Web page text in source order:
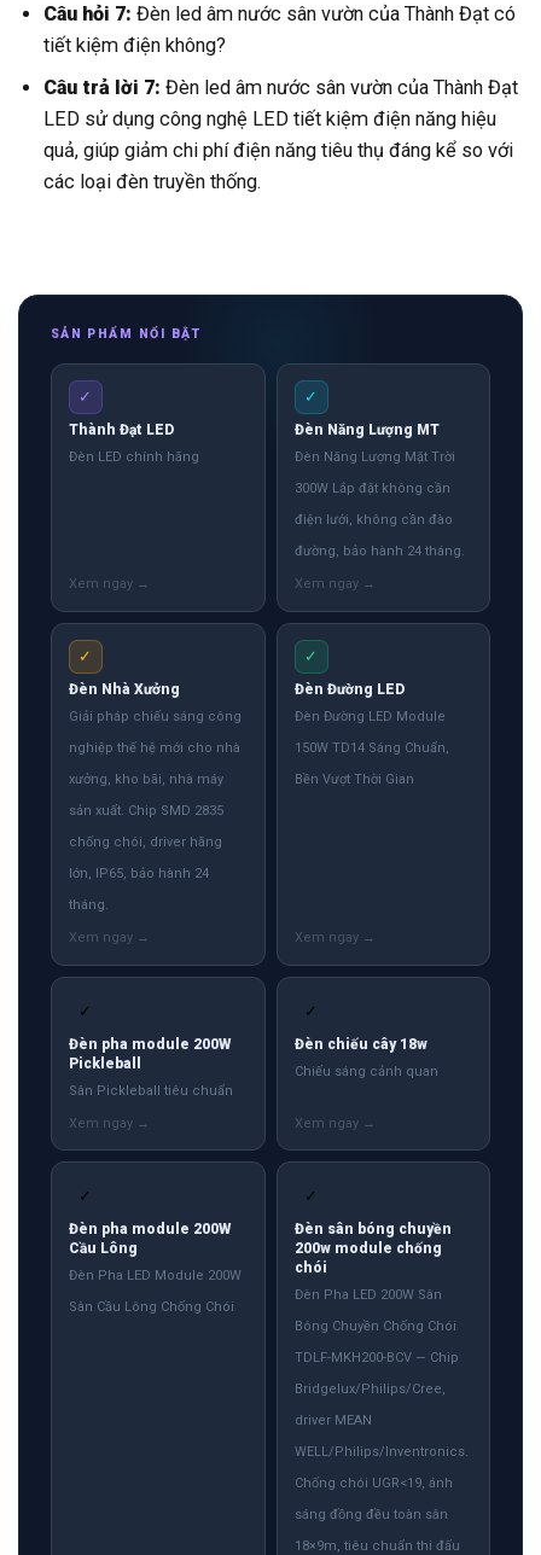
Câu hỏi 7: Đèn led âm nước sân vườn của Thành Đạt có
tiết kiệm điện không?
Câu trả lời 7: Đèn led âm nước sân vườn của Thành Đạt
LED sử dụng công nghệ LED tiết kiệm điện năng hiệu
quả, giúp giảm chi phí điện năng tiêu thụ đáng kể so với
các loại đèn truyền thống.
SẢN PHẨM NỔI BẬT
✓
Thành Đạt LED
Đèn LED chính hãng
✓
Đèn Năng Lượng MT
Đèn Năng Lượng Mặt Trời
300W Lắp đặt không cần
điện lưới, không cần đào
đường, bảo hành 24 tháng.
✓
Đèn Nhà Xưởng
Giải pháp chiếu sáng công
nghiệp thế hệ mới cho nhà
xưởng, kho bãi, nhà máy
sản xuất. Chip SMD 2835
chống chói, driver hãng
lớn, IP65, bảo hành 24
tháng.
✓
Đèn Đường LED
Đèn Đường LED Module
150W TD14 Sáng Chuẩn,
Bền Vượt Thời Gian
✓
Đèn pha module 200W
Pickleball
Sân Pickleball tiêu chuẩn
✓
Đèn chiếu cây 18w
Chiếu sáng cảnh quan
✓
Đèn pha module 200W
Cầu Lông
Đèn Pha LED Module 200W
Sân Cầu Lông Chống Chói
✓
Đèn sân bóng chuyền
200w module chống
chói
Đèn Pha LED 200W Sân
Bóng Chuyền Chống Chói
TDLF-MKH200-BCV — Chip
Bridgelux/Philips/Cree,
driver MEAN
WELL/Philips/Inventronics.
Chống chói UGR<19, ánh
sáng đồng đều toàn sân
18×9m, tiêu chuẩn thi đấu